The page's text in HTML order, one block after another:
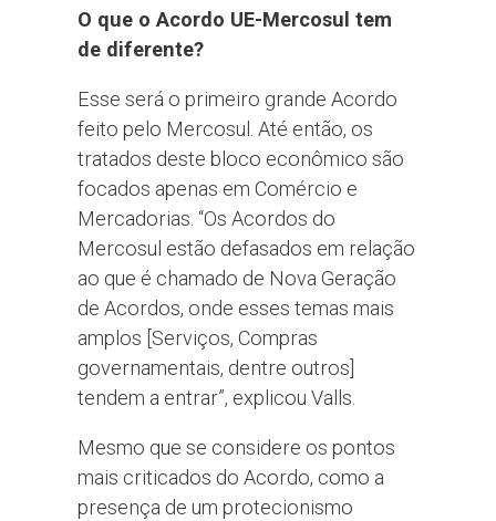
O que o Acordo UE-Mercosul tem
de diferente?
Esse será o primeiro grande Acordo
feito pelo Mercosul. Até então, os
tratados deste bloco econômico são
focados apenas em Comércio e
Mercadorias. “Os Acordos do
Mercosul estão defasados em relação
ao que é chamado de Nova Geração
de Acordos, onde esses temas mais
amplos [Serviços, Compras
governamentais, dentre outros]
tendem a entrar”, explicou Valls.
Mesmo que se considere os pontos
mais criticados do Acordo, como a
presença de um protecionismo